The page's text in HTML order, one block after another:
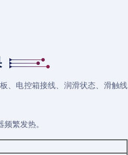
、电控箱接线、润滑状态、滑触线
繁发热。